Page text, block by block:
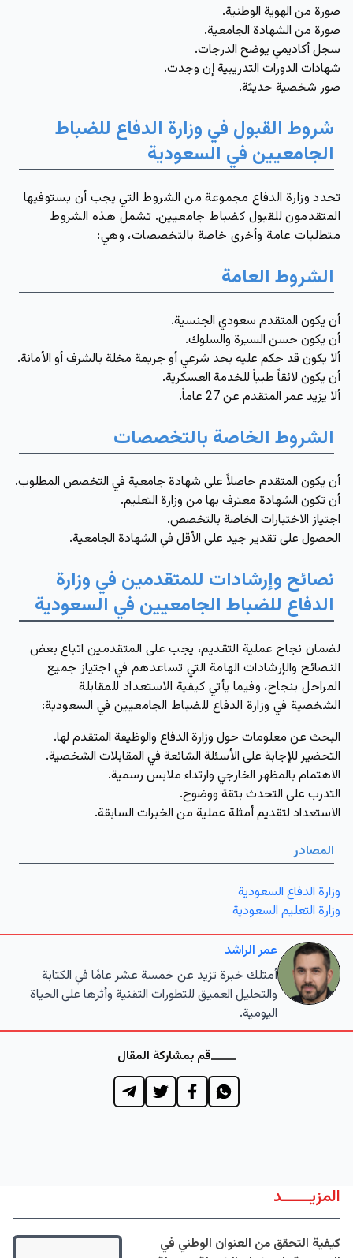
صورة من الهوية الوطنية.
صورة من الشهادة الجامعية.
سجل أكاديمي يوضح الدرجات.
شهادات الدورات التدريبية إن وجدت.
صور شخصية حديثة.
شروط القبول في وزارة الدفاع للضباط
الجامعيين في السعودية
تحدد وزارة الدفاع مجموعة من الشروط التي يجب أن يستوفيها
المتقدمون للقبول كضباط جامعيين. تشمل هذه الشروط
متطلبات عامة وأخرى خاصة بالتخصصات، وهي:
الشروط العامة
أن يكون المتقدم سعودي الجنسية.
أن يكون حسن السيرة والسلوك.
ألا يكون قد حكم عليه بحد شرعي أو جريمة مخلة بالشرف أو الأمانة.
أن يكون لائقاً طبياً للخدمة العسكرية.
ألا يزيد عمر المتقدم عن 27 عاماً.
الشروط الخاصة بالتخصصات
أن يكون المتقدم حاصلاً على شهادة جامعية في التخصص المطلوب.
أن تكون الشهادة معترف بها من وزارة التعليم.
اجتياز الاختبارات الخاصة بالتخصص.
الحصول على تقدير جيد على الأقل في الشهادة الجامعية.
نصائح وإرشادات للمتقدمين في وزارة
الدفاع للضباط الجامعيين في السعودية
لضمان نجاح عملية التقديم، يجب على المتقدمين اتباع بعض
النصائح والإرشادات الهامة التي تساعدهم في اجتياز جميع
المراحل بنجاح، وفيما يأتي كيفية الاستعداد للمقابلة
الشخصية في وزارة الدفاع للضباط الجامعيين في السعودية:
البحث عن معلومات حول وزارة الدفاع والوظيفة المتقدم لها.
التحضير للإجابة على الأسئلة الشائعة في المقابلات الشخصية.
الاهتمام بالمظهر الخارجي وارتداء ملابس رسمية.
التدرب على التحدث بثقة ووضوح.
الاستعداد لتقديم أمثلة عملية من الخبرات السابقة.
المصادر
وزارة الدفاع السعودية
وزارة التعليم السعودية
عمر الراشد
أمتلك خبرة تزيد عن خمسة عشر عامًا في الكتابة
والتحليل العميق للتطورات التقنية وأثرها على الحياة
اليومية.
قم بمشاركة المقال
المزيــــــد
كيفية التحقق من العنوان الوطني في